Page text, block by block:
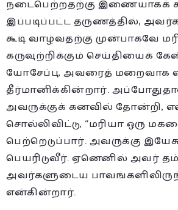
நடைபெற்றதற்கு இணையாகக்
இப்படிப்பட்ட தருணத்தில்,
கூடி வாழ்வதற்கு முன்பாகவே
கருவுற்றிக்கும் செய்தியைக்
யோசேப்பு, அவரைத் மறைவாக
தீர்மானிக்கின்றார்.
அவருக்குக் கனவில் தோன்றி,
சொல்லிவிட்டு, “மரியா ஒரு
பெற்றெடுப்பார். அவருக்கு
பெயரிடுவீர். ஏனெனில் அவர்
அவர்களுடைய
என்கின்றார்.